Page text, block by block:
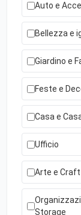
Auto e
Bellezza e
Giardino e
Feste e
Casa e
Ufficio
Arte e Craft
Storage